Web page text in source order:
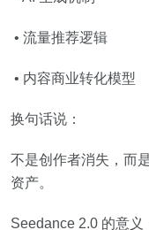
• 流量推荐逻辑
• 内容商业转化模型
换句话说：
不是创作者消失，而
资产。
Seedance 2.0 的意义